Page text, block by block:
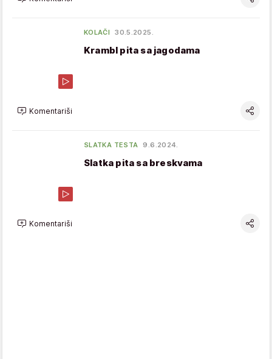
KOLAČI 30.5.2025.
Krambl pita sa jagodama
Komentariši
SLATKA TESTA 9.6.2024.
Slatka pita sa breskvama
Komentariši